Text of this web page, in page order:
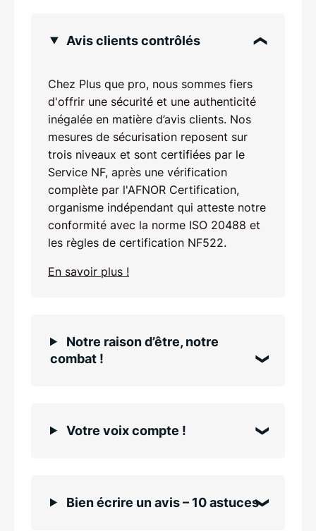
Avis clients contrôlés
Chez Plus que pro, nous sommes fiers
d'offrir une sécurité et une authenticité
inégalée en matière d’avis clients. Nos
mesures de sécurisation reposent sur
trois niveaux et sont certifiées par le
Service NF, après une vérification
complète par l'AFNOR Certification,
organisme indépendant qui atteste notre
conformité avec la norme ISO 20488 et
les règles de certification NF522.
En savoir plus !
Notre raison d’être, notre
combat !
Votre voix compte !
Bien écrire un avis – 10 astuces